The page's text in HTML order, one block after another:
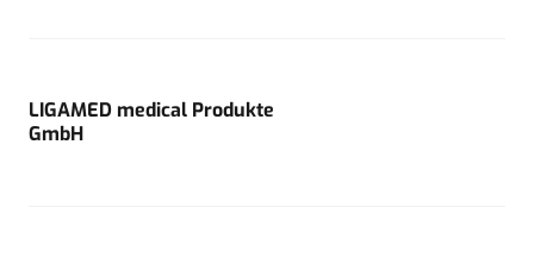
LIGAMED medical Produkte
GmbH